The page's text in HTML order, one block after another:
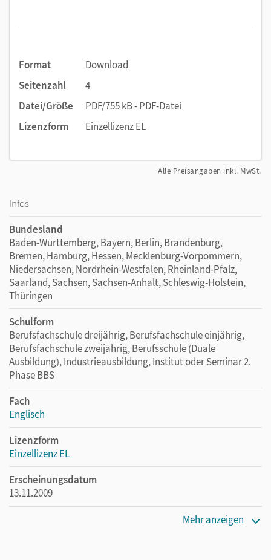
Format
Download
Seitenzahl
4
Datei/Größe
PDF/755 kB - PDF-Datei
Lizenzform
Einzellizenz EL
Alle Preisangaben inkl. MwSt.
Infos
Bundesland
Baden-Württemberg, Bayern, Berlin, Brandenburg,
Bremen, Hamburg, Hessen, Mecklenburg-Vorpommern,
Niedersachsen, Nordrhein-Westfalen, Rheinland-Pfalz,
Saarland, Sachsen, Sachsen-Anhalt, Schleswig-Holstein,
Thüringen
Schulform
Berufsfachschule dreijährig, Berufsfachschule einjährig,
Berufsfachschule zweijährig, Berufsschule (Duale
Ausbildung), Industrieausbildung, Institut oder Seminar 2.
Phase BBS
Fach
Englisch
Lizenzform
Einzellizenz EL
Erscheinungsdatum
13.11.2009
Mehr anzeigen